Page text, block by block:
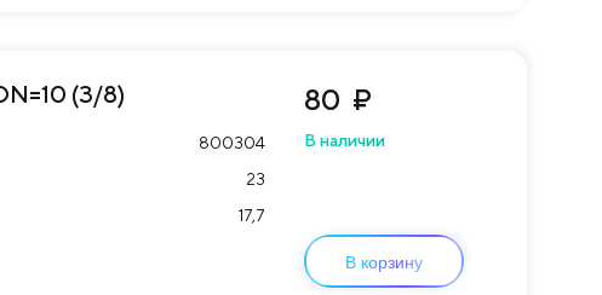
(3/8)
800304
23
17,7
80 ₽
В наличии
В корзину